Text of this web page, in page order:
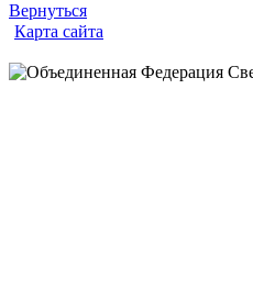
Вернуться
Карта сайта